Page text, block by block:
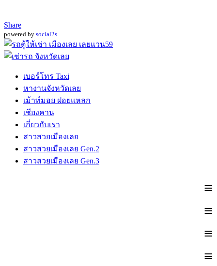
Share
powered by social2s
เบอร์โทร Taxi
หางานจังหวัดเลย
เม้าท์มอย ฝอยแหลก
เชียงคาน
เกี่ยวกับเรา
สาวสวยเมืองเลย
สาวสวยเมืองเลย Gen.2
สาวสวยเมืองเลย Gen.3
≡
≡
≡
≡